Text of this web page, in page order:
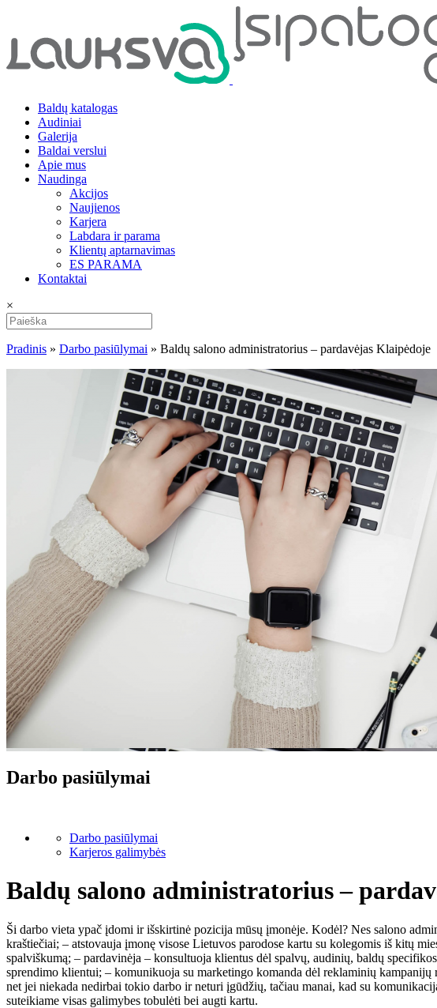
Baldų katalogas
Audiniai
Galerija
Baldai verslui
Apie mus
Naudinga
Akcijos
Naujienos
Karjera
Labdara ir parama
Klientų aptarnavimas
ES PARAMA
Kontaktai
×
Pradinis » Darbo pasiūlymai » Baldų salono administratorius – pardavėjas Klaipėdoje
Darbo pasiūlymai
Darbo pasiūlymai
Karjeros galimybės
Baldų salono administratorius –
Ši darbo vieta ypač įdomi ir išskirtinė pozicija mūsų įmonėje. Kodėl? Nes salono
kraštiečiai; – atstovauja įmonę visose Lietuvos parodose kartu su kolegomis iš kitų
spalviškumą; – pardavinėja – konsultuoja klientus dėl spalvų, audinių, baldų
sprendimo klientui; – komunikuoja su marketingo komanda dėl reklaminių
net jei niekada nedirbai tokio darbo ir neturi įgūdžių, tačiau manai, kad su
suteikiame visas galimybes tobulėti bei augti kartu.